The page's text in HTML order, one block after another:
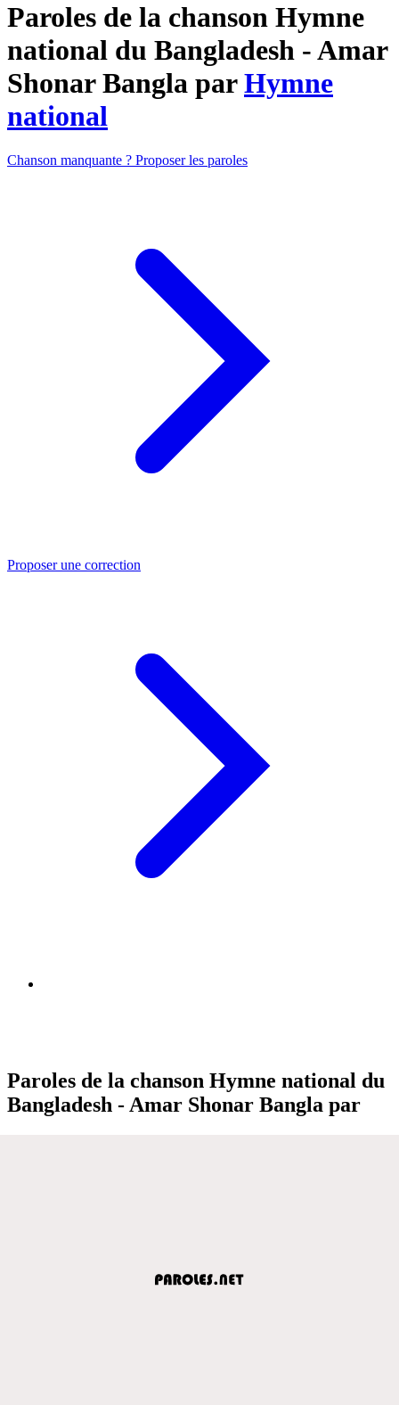
Paroles de la chanson Hymne
national du Bangladesh - Amar
Shonar Bangla parHymne
national
Chanson manquante ? Proposer les paroles
Proposer une correction
Paroles de la chanson Hymne national du
Bangladesh - Amar Shonar Bangla par